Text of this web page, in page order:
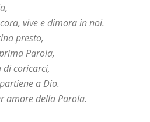
vive e dimora in noi.
presto,
Parola,
coricarci,
a Dio.
amore della Parola.